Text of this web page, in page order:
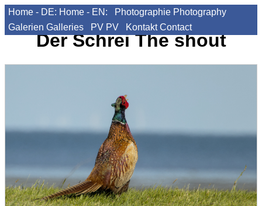
Home - DE: Home - EN: Photographie Photography
Galerien Galleries PV PV Kontakt Contact
Der SchreiThe shout